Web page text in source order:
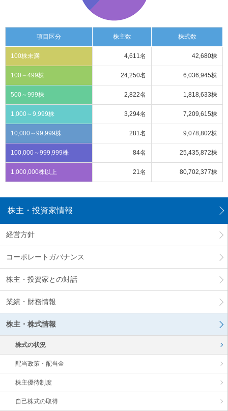
項目区分 株主数 株式数
100株未満 4,611名 42,680株
100～499株 24,250名 6,036,945株
500～999株 2,822名 1,818,633株
1,000～9,999株 3,294名 7,209,615株
10,000～99,999株 281名 9,078,802株
100,000～999,999株 84名 25,435,872株
1,000,000株以上 21名 80,702,377株
株主・投資家情報
経営方針
コーポレートガバナンス
株主・投資家との対話
業績・財務情報
株主・株式情報
株式の状況
配当政策・配当金
株主優待制度
自己株式の取得